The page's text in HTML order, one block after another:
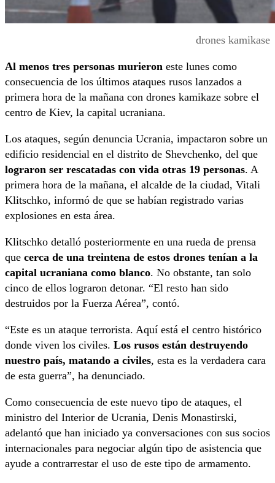
drones kamikase
Al menos tres personas murieron este lunes como
consecuencia de los últimos ataques rusos lanzados a
primera hora de la mañana con drones kamikaze sobre el
centro de Kiev, la capital ucraniana.
Los ataques, según denuncia Ucrania, impactaron sobre un
edificio residencial en el distrito de Shevchenko, del que
lograron ser rescatadas con vida otras 19 personas. A
primera hora de la mañana, el alcalde de la ciudad, Vitali
Klitschko, informó de que se habían registrado varias
explosiones en esta área.
Klitschko detalló posteriormente en una rueda de prensa
que cerca de una treintena de estos drones tenían a la
capital ucraniana como blanco. No obstante, tan solo
cinco de ellos lograron detonar. “El resto han sido
destruidos por la Fuerza Aérea”, contó.
“Este es un ataque terrorista. Aquí está el centro histórico
donde viven los civiles. Los rusos están destruyendo
nuestro país, matando a civiles, esta es la verdadera cara
de esta guerra”, ha denunciado.
Como consecuencia de este nuevo tipo de ataques, el
ministro del Interior de Ucrania, Denis Monastirski,
adelantó que han iniciado ya conversaciones con sus socios
internacionales para negociar algún tipo de asistencia que
ayude a contrarrestar el uso de este tipo de armamento.